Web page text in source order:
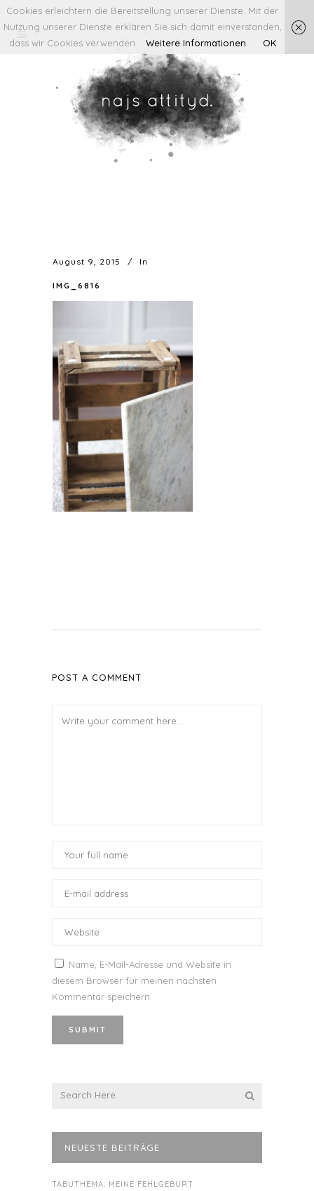
August 9, 2015 In
IMG_6816
POST A COMMENT
Name, E-Mail-Adresse und Website in
diesem Browser für meinen nächsten
Kommentar speichern.
NEUESTE BEITRÄGE
TABUTHEMA: MEINE FEHLGEBURT
Cookies erleichtern die Bereitstellung unserer Dienste. Mit der
Nutzung unserer Dienste erklären Sie sich damit einverstanden,
dass wir Cookies verwenden.
Weitere Informationen OK